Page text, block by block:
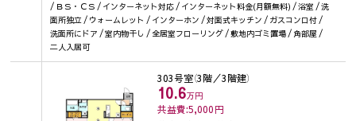
/ ＢＳ・ＣＳ / インターネット対応 / インターネット料金(月額無料) / 浴室 / 洗
面所独立 / ウォームレット / インターホン / 対面式キッチン / ガスコンロ付 /
洗面所にドア / 室内物干し / 全居室フローリング / 敷地内ゴミ置場 / 角部屋 /
二人入居可
303号室（3階／3階建）
10.6万円
共益費:5,000円